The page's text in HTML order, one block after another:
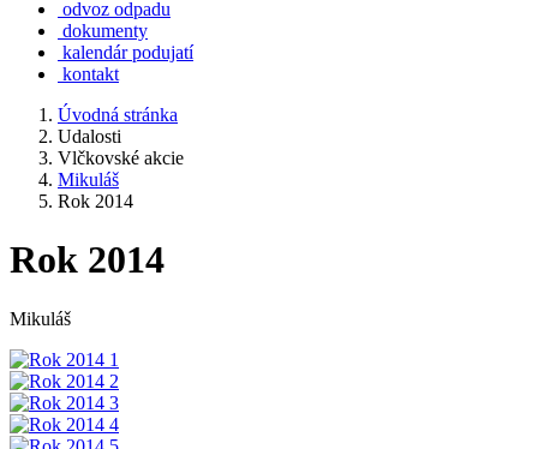
odvoz odpadu
dokumenty
kalendár podujatí
kontakt
Úvodná stránka
Udalosti
Vlčkovské akcie
Mikuláš
Rok 2014
Rok 2014
Mikuláš